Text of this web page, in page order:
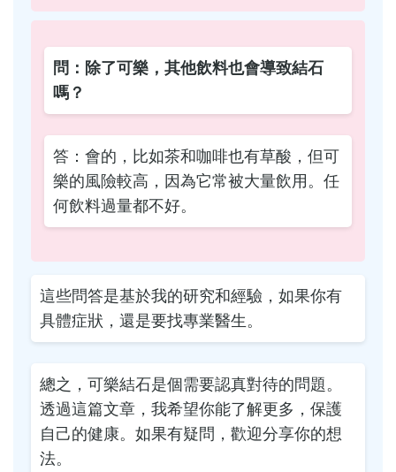
問：除了可樂，其他飲料也會導致結石
嗎？
答：會的，比如茶和咖啡也有草酸，但可
樂的風險較高，因為它常被大量飲用。任
何飲料過量都不好。
這些問答是基於我的研究和經驗，如果你有
具體症狀，還是要找專業醫生。
總之，可樂結石是個需要認真對待的問題。
透過這篇文章，我希望你能了解更多，保護
自己的健康。如果有疑問，歡迎分享你的想
法。